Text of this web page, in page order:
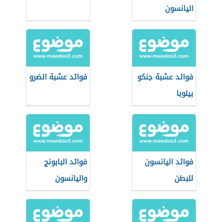
اليانسون
فوائد عشبة جنكو
بيلوبا
فوائد عشبة الضرو
فوائد اليانسون
للبطن
فوائد البابونج
واليانسون